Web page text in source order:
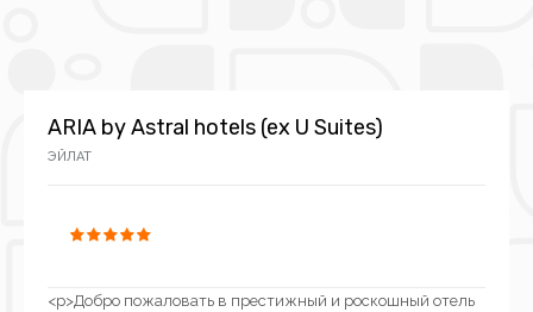
ARIA by Astral hotels (ex U Suites)
ЭЙЛАТ
<p>Добро пожаловать в престижный и роскошный отель